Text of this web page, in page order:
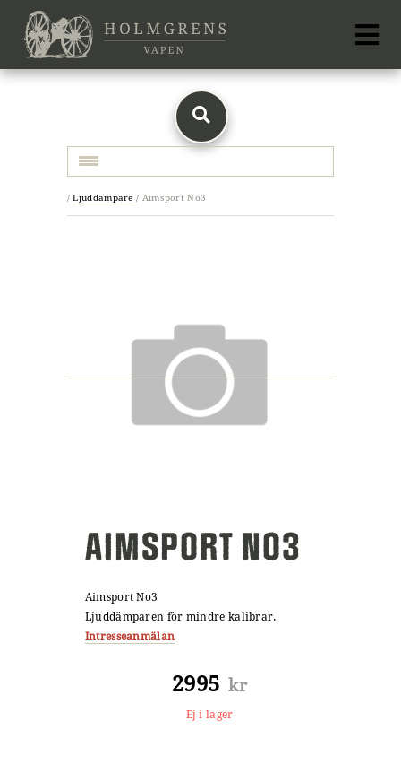
/ Ljuddämpare / Aimsport No3
AIMSPORT NO3
Aimsport No3
Ljuddämparen för mindre kalibrar.
Intresseanmälan
2995 kr
Ej i lager